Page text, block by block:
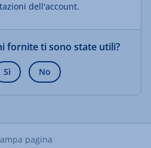
dell'account.
fornite ti sono state utili?
Sì No
pagina